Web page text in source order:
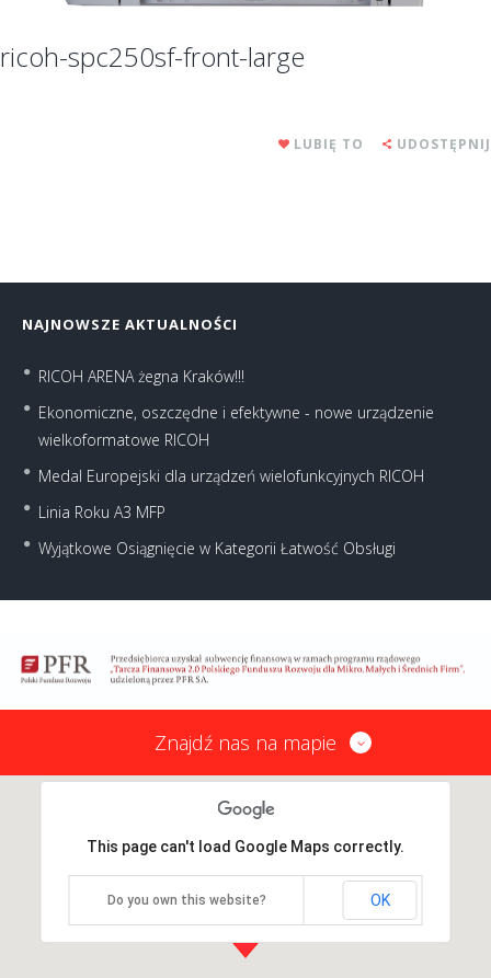
ricoh-spc250sf-front-large
LUBIĘ TO UDOSTĘPNIJ
NAJNOWSZE AKTUALNOŚCI
RICOH ARENA żegna Kraków!!!
Ekonomiczne, oszczędne i efektywne - nowe urządzenie
wielkoformatowe RICOH
Medal Europejski dla urządzeń wielofunkcyjnych RICOH
Linia Roku A3 MFP
Wyjątkowe Osiągnięcie w Kategorii Łatwość Obsługi
Znajdź nas na mapie
This page can't load Google Maps correctly.
Do you own this website? OK